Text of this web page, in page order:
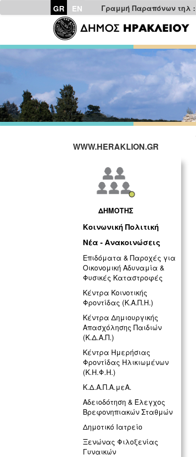
GR EN Γραμμή Παραπόνων τηλ :
WWW.HERAKLION.GR
ΔΗΜΟΤΗΣ
Κοινωνική Πολιτική
Νέα - Ανακοινώσεις
Επιδόματα & Παροχές για
Οικονομική Αδυναμία &
Φυσικές Καταστροφές
Κέντρα Κοινοτικής
Φροντίδας (Κ.Α.Π.Η.)
Κέντρα Δημιουργικής
Απασχόλησης Παιδιών
(Κ.Δ.Α.Π.)
Κέντρα Ημερήσιας
Φροντίδας Ηλικιωμένων
(Κ.Η.Φ.Η.)
Κ.Δ.Α.Π.Α.μεΑ.
Αδειοδότηση & Έλεγχος
Βρεφονηπιακών Σταθμών
Δημοτικό Ιατρείο
Ξενώνας Φιλοξενίας
Γυναικών